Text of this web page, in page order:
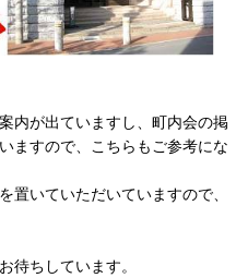
内が出ていますし、町内会の掲
ますので、こちらもご参考にな
置いていただいていますので、
待ちしています。